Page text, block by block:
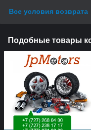
Все условия возврата
Подобные товары